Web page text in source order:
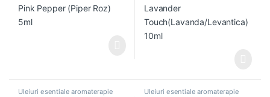
Uleiuri esentiale aromaterapie Uleiuri esentiale aromaterapie